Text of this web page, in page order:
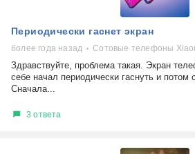
Периодически гаснет экран
более года назад Сотовые телефоны
Здравствуйте, проблема такая. Экран
себе начал периодически гаснуть и потом
Сначала...
3 ответа